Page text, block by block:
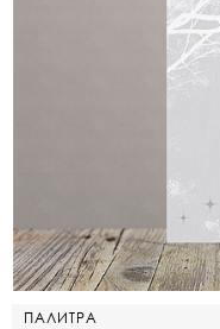
ПАЛИТРА